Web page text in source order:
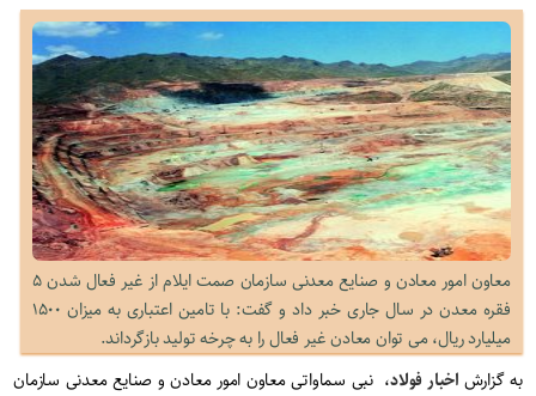
معاون امور معادن و صنایع معدنی سازمان صمت ایلام از غیر فعال شدن ۵
فقره معدن در سال جاری خبر داد و گفت: با تامین اعتباری به میزان ۱۵۰۰
میلیارد ریال، می توان معادن غیر فعال را به چرخه تولید بازگرداند.
به گزارش اخبار فولاد، نبی سماواتی معاون امور معادن و صنایع معدنی سازمان